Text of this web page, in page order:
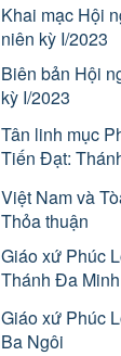
Khai mạc Hội
niên kỳ I/2023
Biên bản Hội
kỳ I/2023
Tân linh mục
Tiến Đạt:
Việt Nam và
Thỏa thuận
Giáo xứ Phúc
Thánh Đa Minh
Giáo xứ Phúc
Ba Ngôi